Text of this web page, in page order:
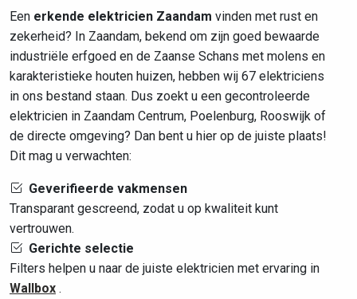
Een erkende elektricien Zaandam vinden met rust en
zekerheid? In Zaandam, bekend om zijn goed bewaarde
industriële erfgoed en de Zaanse Schans met molens en
karakteristieke houten huizen, hebben wij 67 elektriciens
in ons bestand staan. Dus zoekt u een gecontroleerde
elektricien in Zaandam Centrum, Poelenburg, Rooswijk of
de directe omgeving? Dan bent u hier op de juiste plaats!
Dit mag u verwachten:
Geverifieerde vakmensen
Transparant gescreend, zodat u op kwaliteit kunt
vertrouwen.
Gerichte selectie
Filters helpen u naar de juiste elektricien met ervaring in
Wallbox .